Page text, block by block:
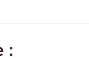
: